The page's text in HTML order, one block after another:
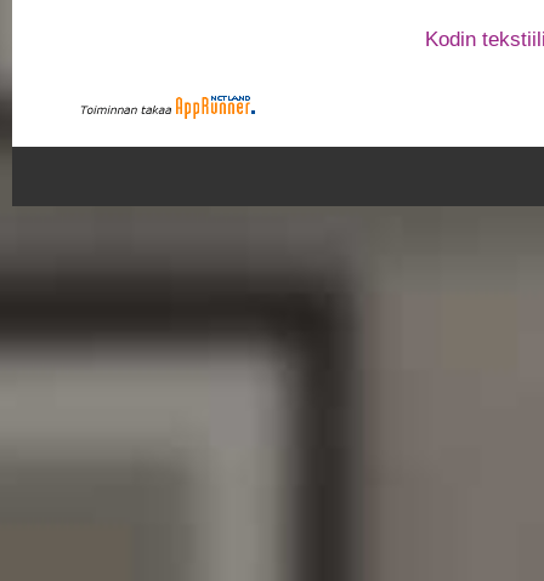
Kodin